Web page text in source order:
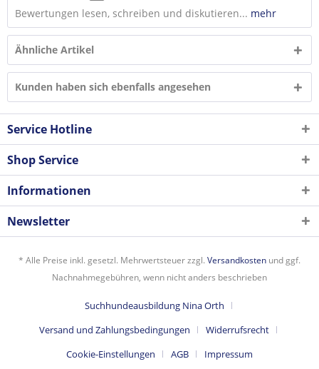
Bewertungen lesen, schreiben und diskutieren... mehr
Ähnliche Artikel
Kunden haben sich ebenfalls angesehen
Service Hotline
Shop Service
Informationen
Newsletter
* Alle Preise inkl. gesetzl. Mehrwertsteuer zzgl. Versandkosten und ggf.
Nachnahmegebühren, wenn nicht anders beschrieben
Suchhundeausbildung Nina Orth
Versand und Zahlungsbedingungen
Widerrufsrecht
Cookie-Einstellungen
AGB
Impressum